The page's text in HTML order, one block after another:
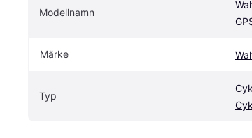
Modellnamn
Märke
Typ